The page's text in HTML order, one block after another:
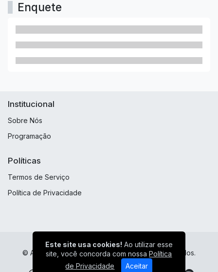
Enquete
Institucional
Sobre Nós
Programação
Políticas
Termos de Serviço
Política de Privacidade
© AudioBras - Site v4 - Todos os direitos reservados.
Este site usa cookies! Ao utilizar esse
site, você concorda com nossaPolítica
de Privacidade
Aceitar